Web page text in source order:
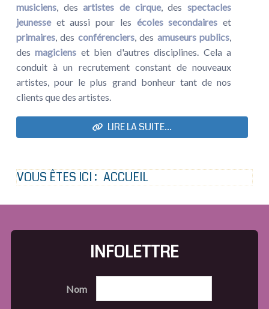
musiciens, desartistes de cirque, desspectacles
jeunesseet aussi pour les écoles secondaires et
primaires, des conférenciers, des amuseurs publics
desmagiciens et bien d'autres disciplines. Cela a
conduit à un recrutement constant de nouveaux
artistes, pour le plus grand bonheur tant de nos
clients que des artistes.
LIRE LA SUITE...
VOUS ÊTES ICI : ACCUEIL
INFOLETTRE
Nom